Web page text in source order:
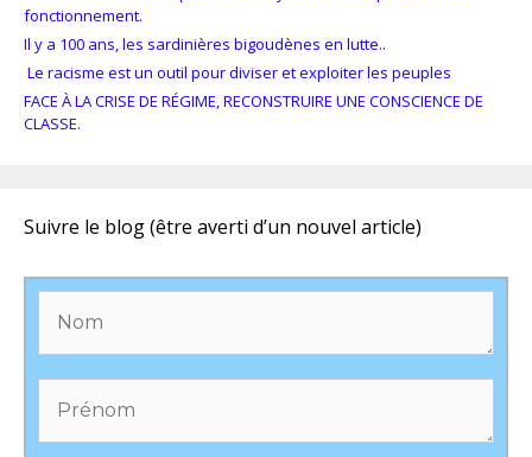
fonctionnement.
Il y a 100 ans, les sardinières bigoudènes en lutte..
Le racisme est un outil pour diviser et exploiter les peuples
FACE À LA CRISE DE RÉGIME, RECONSTRUIRE UNE CONSCIENCE DE
CLASSE.
Suivre le blog (être averti d’un nouvel article)